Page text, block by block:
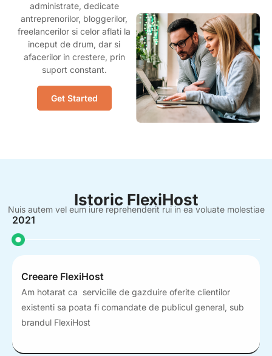
administrate, dedicate
antreprenorilor, bloggerilor,
freelancerilor si celor aflati la
inceput de drum, dar si
afacerilor in crestere, prin
suport constant.
Get Started
Istoric FlexiHost
Nuis autem vel eum iure reprehenderit rui in ea voluate molestiae
2021
Creeare FlexiHost
Am hotarat ca serviciile de gazduire oferite clientilor
existenti sa poata fi comandate de publicul general, sub
brandul FlexiHost